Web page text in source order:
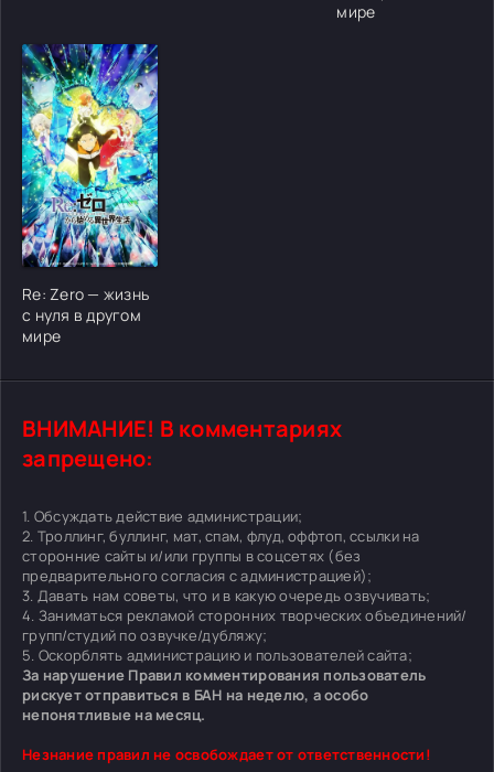
мире
[/xfgiven_cvh_poster_urlcvh_poster_url]
Re: Zero — жизнь
с нуля в другом
мире
ВНИМАНИЕ! В комментариях
запрещено:
1. Обсуждать действие администрации;
2. Троллинг, буллинг, мат, спам, флуд, оффтоп, ссылки на
сторонние сайты и/или группы в соцсетях (без
предварительного согласия с администрацией);
3. Давать нам советы, что и в какую очередь озвучивать;
4. Заниматься рекламой сторонних творческих объединений/
групп/студий по озвучке/дубляжу;
5. Оскорблять администрацию и пользователей сайта;
За нарушение Правил комментирования пользователь
рискует отправиться в БАН на неделю, а особо
непонятливые на месяц.
Незнание правил не освобождает от ответственности!